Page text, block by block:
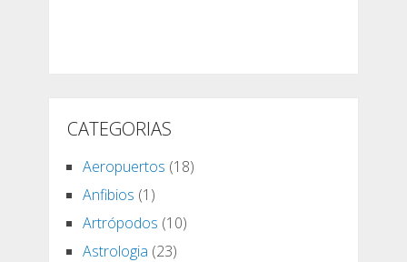
CATEGORIAS
Aeropuertos (18)
Anfibios (1)
Artrópodos (10)
Astrologia (23)